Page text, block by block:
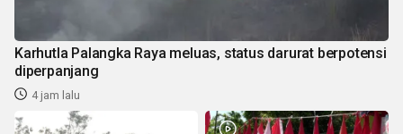
Karhutla Palangka Raya meluas, status darurat berpotensi
diperpanjang
4 jam lalu